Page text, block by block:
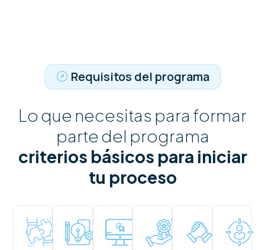
Requisitos del programa
Lo que necesitas para formar
parte del programa
criterios básicos para iniciar
tu proceso